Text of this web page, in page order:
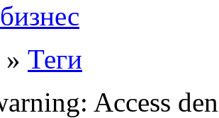
» Теги
Access